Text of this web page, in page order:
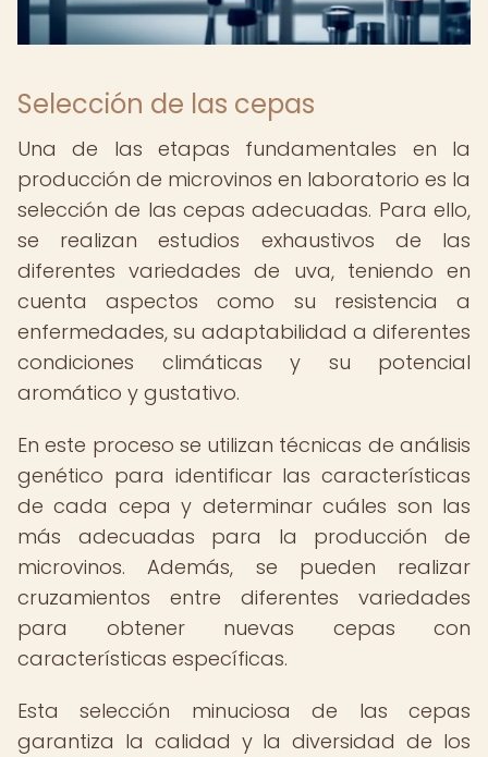
Selección de las cepas
Una de las etapas fundamentales en la
producción de microvinos en laboratorio es la
selección de las cepas adecuadas. Para ello,
se realizan estudios exhaustivos de las
diferentes variedades de uva, teniendo en
cuenta aspectos como su resistencia a
enfermedades, su adaptabilidad a diferentes
condiciones climáticas y su potencial
aromático y gustativo.
En este proceso se utilizan técnicas de análisis
genético para identificar las características
de cada cepa y determinar cuáles son las
más adecuadas para la producción de
microvinos. Además, se pueden realizar
cruzamientos entre diferentes variedades
para obtener nuevas cepas con
características específicas.
Esta selección minuciosa de las cepas
garantiza la calidad y la diversidad de los